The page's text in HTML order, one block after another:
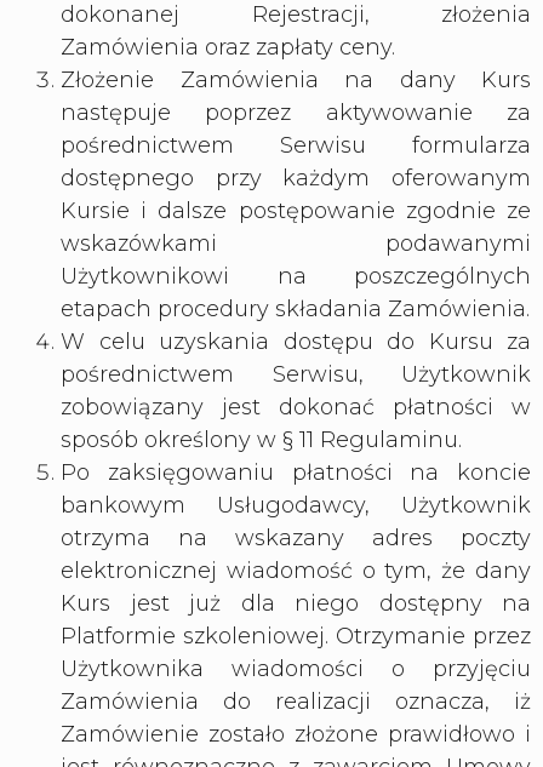
dokonanej Rejestracji, złożenia
Zamówienia oraz zapłaty ceny.
Złożenie Zamówienia na dany Kurs
następuje poprzez aktywowanie za
pośrednictwem Serwisu formularza
dostępnego przy każdym oferowanym
Kursie i dalsze postępowanie zgodnie ze
wskazówkami podawanymi
Użytkownikowi na poszczególnych
etapach procedury składania Zamówienia.
W celu uzyskania dostępu do Kursu za
pośrednictwem Serwisu, Użytkownik
zobowiązany jest dokonać płatności w
sposób określony w § 11 Regulaminu.
Po zaksięgowaniu płatności na koncie
bankowym Usługodawcy, Użytkownik
otrzyma na wskazany adres poczty
elektronicznej wiadomość o tym, że dany
Kurs jest już dla niego dostępny na
Platformie szkoleniowej. Otrzymanie przez
Użytkownika wiadomości o przyjęciu
Zamówienia do realizacji oznacza, iż
Zamówienie zostało złożone prawidłowo i